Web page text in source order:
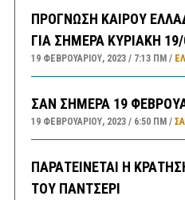
ΠΡΟΓΝΩΣΗ ΚΑΙΡΟΥ
ΓΙΑ ΣΗΜΕΡΑ ΚΥΡΙΑΚΗ
19 ΦΕΒΡΟΥΑΡΊΟΥ, 2023 7:13 ΠΜ
ΣΑΝ ΣΗΜΕΡΑ 19
19 ΦΕΒΡΟΥΑΡΊΟΥ, 2023 6:50 ΠΜ
ΠΑΡΑΤΕΙΝΕΤΑΙ Η
ΤΟΥ ΠΑΝΤΣΕΡΙ